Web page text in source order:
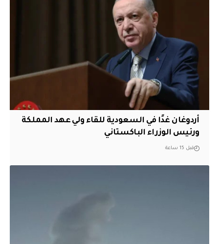
أردوغان غدًا في السعودية للقاء ولي عهد المملكة
ورئيس الوزراء الباكستاني
قبل 15 ساعة